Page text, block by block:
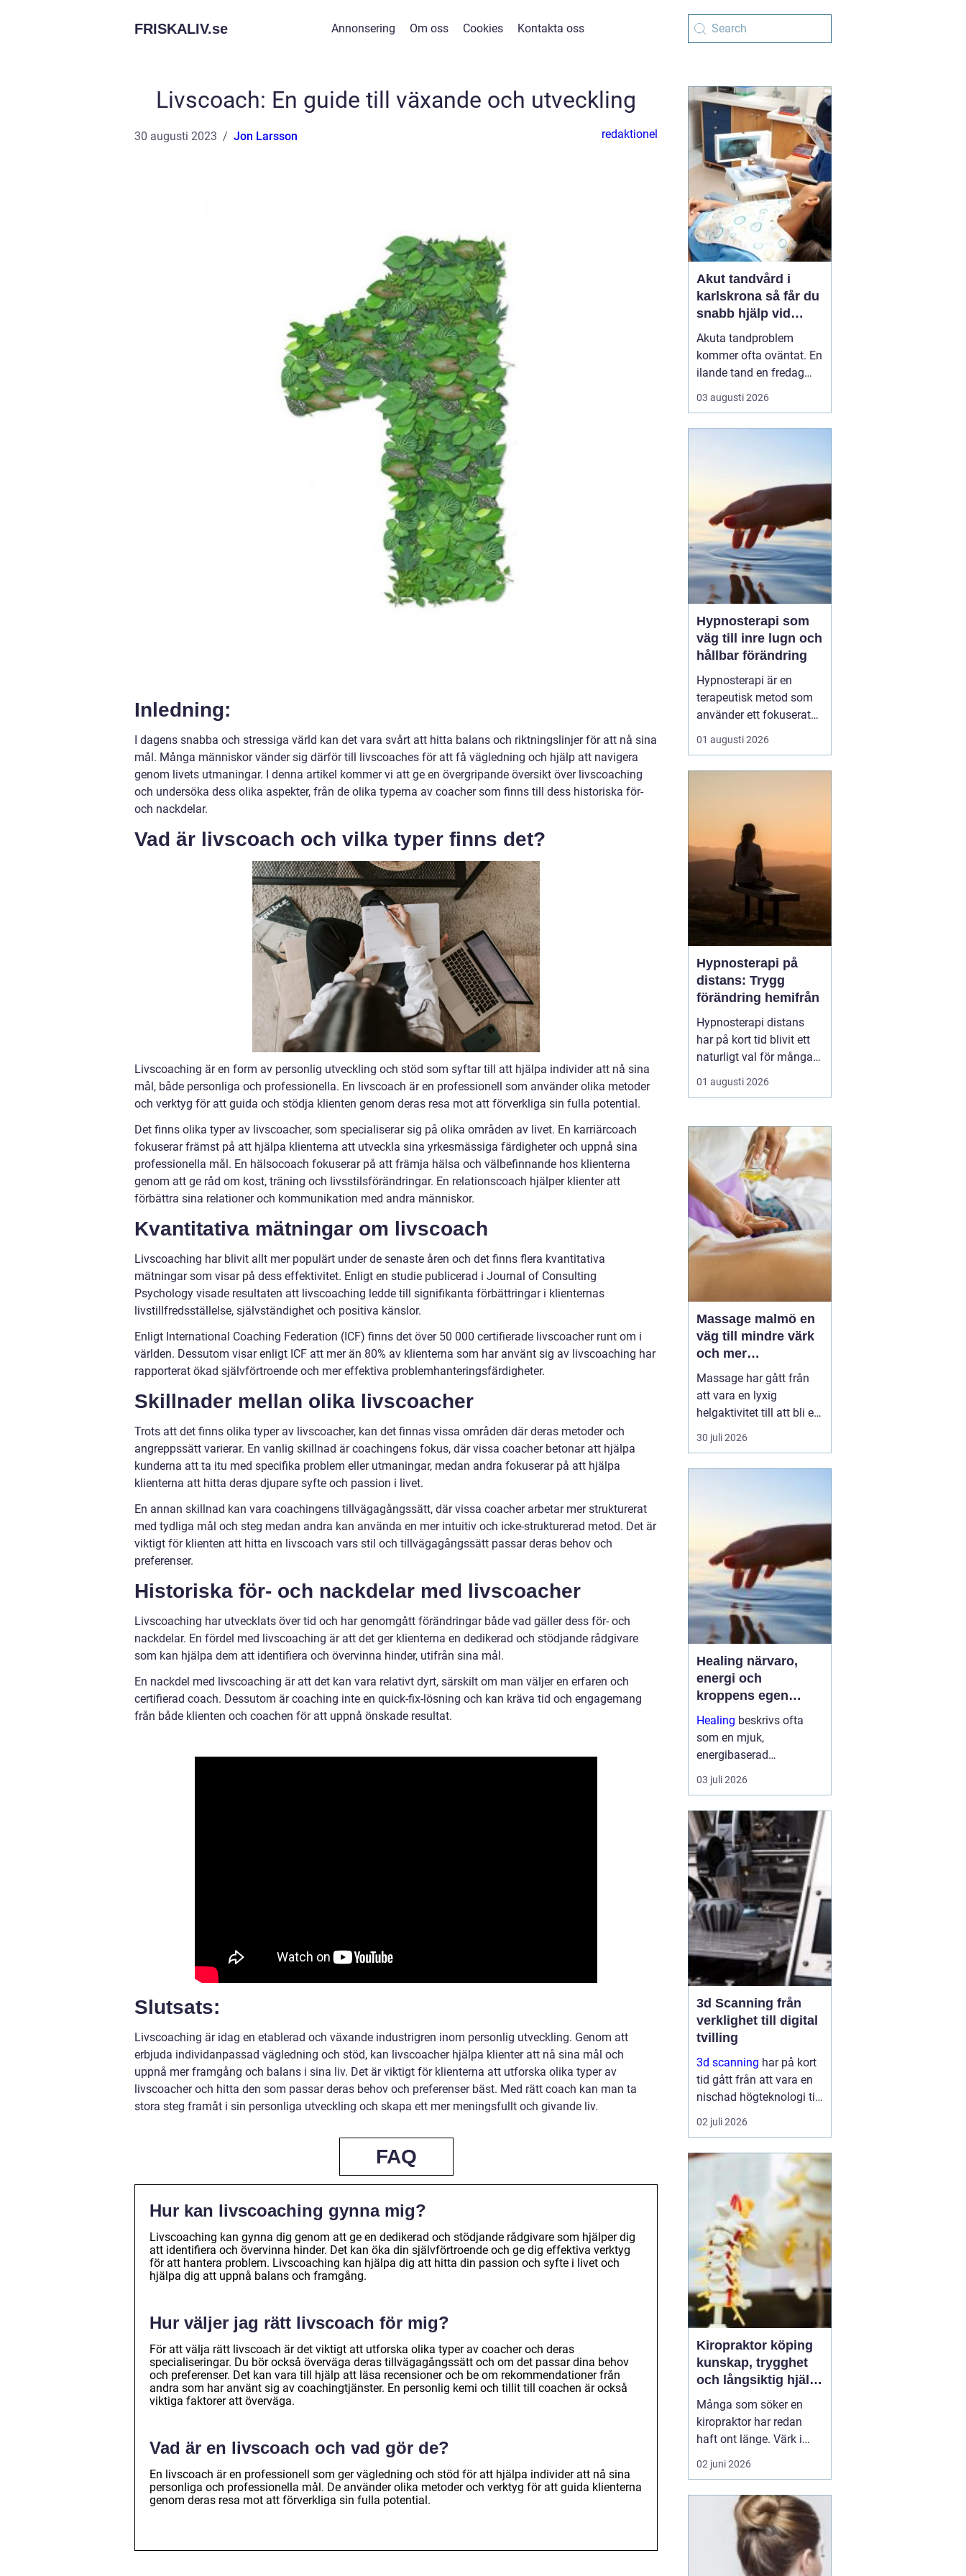
FRISKALIV.se Annonsering Om oss Cookies Kontakta oss
Livscoach: En guide till växande och utveckling
30 augusti 2023 Jon Larsson redaktionel
Inledning:
I dagens snabba och stressiga värld kan det vara svårt att hitta balans och riktningslinjer för att nå sina
mål. Många människor vänder sig därför till livscoaches för att få vägledning och hjälp att navigera
genom livets utmaningar. I denna artikel kommer vi att ge en övergripande översikt över livscoaching
och undersöka dess olika aspekter, från de olika typerna av coacher som finns till dess historiska för-
och nackdelar.
Vad är livscoach och vilka typer finns det?
Livscoaching är en form av personlig utveckling och stöd som syftar till att hjälpa individer att nå sina
mål, både personliga och professionella. En livscoach är en professionell som använder olika metoder
och verktyg för att guida och stödja klienten genom deras resa mot att förverkliga sin fulla potential.
Det finns olika typer av livscoacher, som specialiserar sig på olika områden av livet. En karriärcoach
fokuserar främst på att hjälpa klienterna att utveckla sina yrkesmässiga färdigheter och uppnå sina
professionella mål. En hälsocoach fokuserar på att främja hälsa och välbefinnande hos klienterna
genom att ge råd om kost, träning och livsstilsförändringar. En relationscoach hjälper klienter att
förbättra sina relationer och kommunikation med andra människor.
Kvantitativa mätningar om livscoach
Livscoaching har blivit allt mer populärt under de senaste åren och det finns flera kvantitativa
mätningar som visar på dess effektivitet. Enligt en studie publicerad i Journal of Consulting
Psychology visade resultaten att livscoaching ledde till signifikanta förbättringar i klienternas
livstillfredsställelse, självständighet och positiva känslor.
Enligt International Coaching Federation (ICF) finns det över 50 000 certifierade livscoacher runt om i
världen. Dessutom visar enligt ICF att mer än 80% av klienterna som har använt sig av livscoaching har
rapporterat ökad självförtroende och mer effektiva problemhanteringsfärdigheter.
Skillnader mellan olika livscoacher
Trots att det finns olika typer av livscoacher, kan det finnas vissa områden där deras metoder och
angreppssätt varierar. En vanlig skillnad är coachingens fokus, där vissa coacher betonar att hjälpa
kunderna att ta itu med specifika problem eller utmaningar, medan andra fokuserar på att hjälpa
klienterna att hitta deras djupare syfte och passion i livet.
En annan skillnad kan vara coachingens tillvägagångssätt, där vissa coacher arbetar mer strukturerat
med tydliga mål och steg medan andra kan använda en mer intuitiv och icke-strukturerad metod. Det är
viktigt för klienten att hitta en livscoach vars stil och tillvägagångssätt passar deras behov och
preferenser.
Historiska för- och nackdelar med livscoacher
Livscoaching har utvecklats över tid och har genomgått förändringar både vad gäller dess för- och
nackdelar. En fördel med livscoaching är att det ger klienterna en dedikerad och stödjande rådgivare
som kan hjälpa dem att identifiera och övervinna hinder, utifrån sina mål.
En nackdel med livscoaching är att det kan vara relativt dyrt, särskilt om man väljer en erfaren och
certifierad coach. Dessutom är coaching inte en quick-fix-lösning och kan kräva tid och engagemang
från både klienten och coachen för att uppnå önskade resultat.
Slutsats:
Livscoaching är idag en etablerad och växande industrigren inom personlig utveckling. Genom att
erbjuda individanpassad vägledning och stöd, kan livscoacher hjälpa klienter att nå sina mål och
uppnå mer framgång och balans i sina liv. Det är viktigt för klienterna att utforska olika typer av
livscoacher och hitta den som passar deras behov och preferenser bäst. Med rätt coach kan man ta
stora steg framåt i sin personliga utveckling och skapa ett mer meningsfullt och givande liv.
FAQ
Hur kan livscoaching gynna mig?
Livscoaching kan gynna dig genom att ge en dedikerad och stödjande rådgivare som hjälper dig
att identifiera och övervinna hinder. Det kan öka din självförtroende och ge dig effektiva verktyg
för att hantera problem. Livscoaching kan hjälpa dig att hitta din passion och syfte i livet och
hjälpa dig att uppnå balans och framgång.
Hur väljer jag rätt livscoach för mig?
För att välja rätt livscoach är det viktigt att utforska olika typer av coacher och deras
specialiseringar. Du bör också överväga deras tillvägagångssätt och om det passar dina behov
och preferenser. Det kan vara till hjälp att läsa recensioner och be om rekommendationer från
andra som har använt sig av coachingtjänster. En personlig kemi och tillit till coachen är också
viktiga faktorer att överväga.
Vad är en livscoach och vad gör de?
En livscoach är en professionell som ger vägledning och stöd för att hjälpa individer att nå sina
personliga och professionella mål. De använder olika metoder och verktyg för att guida klienterna
genom deras resa mot att förverkliga sin fulla potential.
Akut tandvård i
karlskrona så får du
snabb hjälp vid
tandvärk och skador
Akuta tandproblem
kommer ofta oväntat. En
ilande tand en fredag
kväll, en svullnad som
blir värre över natten
vända dig för snabb och
trygg akut tandvård i
Karlskr...
03 augusti 2026
Hypnosterapi som
väg till inre lugn och
hållbar förändring
Hypnosterapi är en
terapeutisk metod som
använder ett fokuserat
och avslappnat
sinnestillstånd för att
kan personen få tillgå...
01 augusti 2026
Hypnosterapi på
distans: Trygg
förändring hemifrån
Hypnosterapi distans
har på kort tid blivit ett
naturligt val för många
som vill arbeta med
personlig utveckling
fysisk mottagning.
Genom säkra
videosamtal kan klient
och terapeut mötas
oavsett var i l...
01 augusti 2026
Massage malmö en
väg till mindre värk
och mer
vardagsenergi
Massage har gått från
att vara en lyxig
helgaktivitet till att bli en
naturlig del av många
människors vardag. Fler
som Malmö, där tempot
är högt och många
kombinerar sti...
30 juli 2026
Healing närvaro,
energi och
kroppens egen
förmåga att läka
Healing beskrivs ofta
som en mjuk,
energibaserad
behandlingsmetod som
stödjer kroppens egen
ligger på balans, lugn
och ökad närvaro
snarare än snabba
mirakel. Många som
provar upplever ...
03 juli 2026
3d Scanning från
verklighet till digital
tvilling
3d scanning har på kort
tid gått från att vara en
nischad högteknologi till
ett praktiskt verktyg för
företag, fastighetsägare
verkligheten med laser
och kamera skapas...
02 juli 2026
Kiropraktor köping
kunskap, trygghet
och långsiktig hjälp
för ryggen
Många som söker en
kiropraktor har redan
haft ont länge. Värk i
rygg, nacke eller huvud
blir lätt en del av
låser sig helt eller
smärtan gör det svårt att
jobba, sova eller träna.
För den som letar efter
02 juni 2026